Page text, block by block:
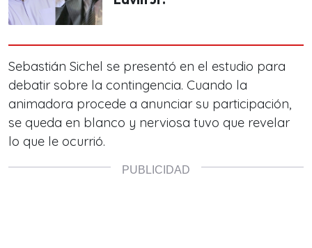
Sebastián Sichel se presentó en el estudio para
debatir sobre la contingencia. Cuando la
animadora procede a anunciar su participación,
se queda en blanco y nerviosa tuvo que revelar
lo que le ocurrió.